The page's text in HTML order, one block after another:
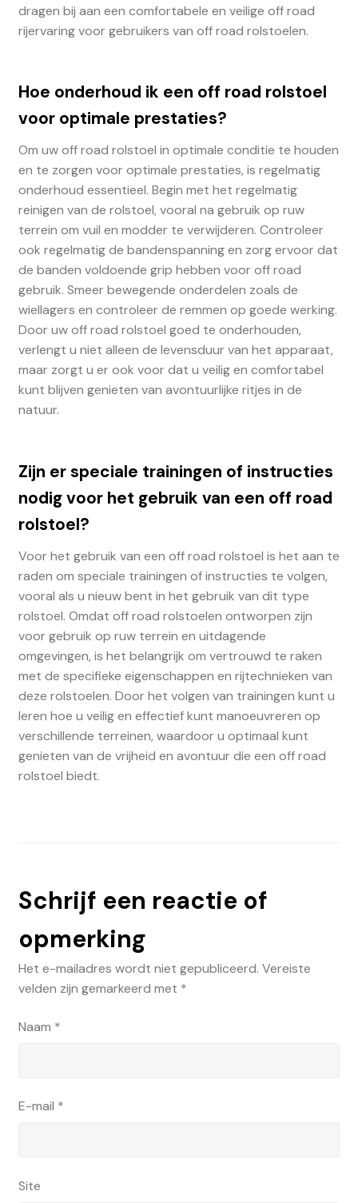
dragen bij aan een comfortabele en veilige off road
rijervaring voor gebruikers van off road rolstoelen.
Hoe onderhoud ik een off road rolstoel
voor optimale prestaties?
Om uw off road rolstoel in optimale conditie te houden
en te zorgen voor optimale prestaties, is regelmatig
onderhoud essentieel. Begin met het regelmatig
reinigen van de rolstoel, vooral na gebruik op ruw
terrein om vuil en modder te verwijderen. Controleer
ook regelmatig de bandenspanning en zorg ervoor dat
de banden voldoende grip hebben voor off road
gebruik. Smeer bewegende onderdelen zoals de
wiellagers en controleer de remmen op goede werking.
Door uw off road rolstoel goed te onderhouden,
verlengt u niet alleen de levensduur van het apparaat,
maar zorgt u er ook voor dat u veilig en comfortabel
kunt blijven genieten van avontuurlijke ritjes in de
natuur.
Zijn er speciale trainingen of instructies
nodig voor het gebruik van een off road
rolstoel?
Voor het gebruik van een off road rolstoel is het aan te
raden om speciale trainingen of instructies te volgen,
vooral als u nieuw bent in het gebruik van dit type
rolstoel. Omdat off road rolstoelen ontworpen zijn
voor gebruik op ruw terrein en uitdagende
omgevingen, is het belangrijk om vertrouwd te raken
met de specifieke eigenschappen en rijtechnieken van
deze rolstoelen. Door het volgen van trainingen kunt u
leren hoe u veilig en effectief kunt manoeuvreren op
verschillende terreinen, waardoor u optimaal kunt
genieten van de vrijheid en avontuur die een off road
rolstoel biedt.
Schrijf een reactie of
opmerking
Het e-mailadres wordt niet gepubliceerd. Vereiste
velden zijn gemarkeerd met *
Naam *
E-mail *
Site